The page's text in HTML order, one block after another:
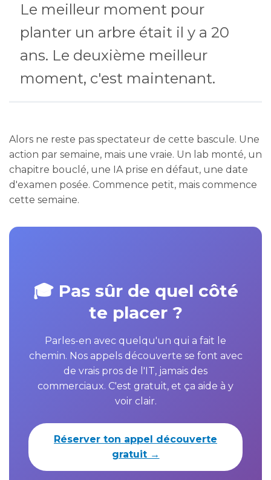
Le meilleur moment pour
planter un arbre était il y a 20
ans. Le deuxième meilleur
moment, c'est maintenant.
Alors ne reste pas spectateur de cette bascule. Une
action par semaine, mais une vraie. Un lab monté, un
chapitre bouclé, une IA prise en défaut, une date
d'examen posée. Commence petit, mais commence
cette semaine.
🎓 Pas sûr de quel côté
te placer ?
Parles-en avec quelqu'un qui a fait le
chemin. Nos appels découverte se font avec
de vrais pros de l'IT, jamais des
commerciaux. C'est gratuit, et ça aide à y
voir clair.
Réserver ton appel découverte
gratuit →